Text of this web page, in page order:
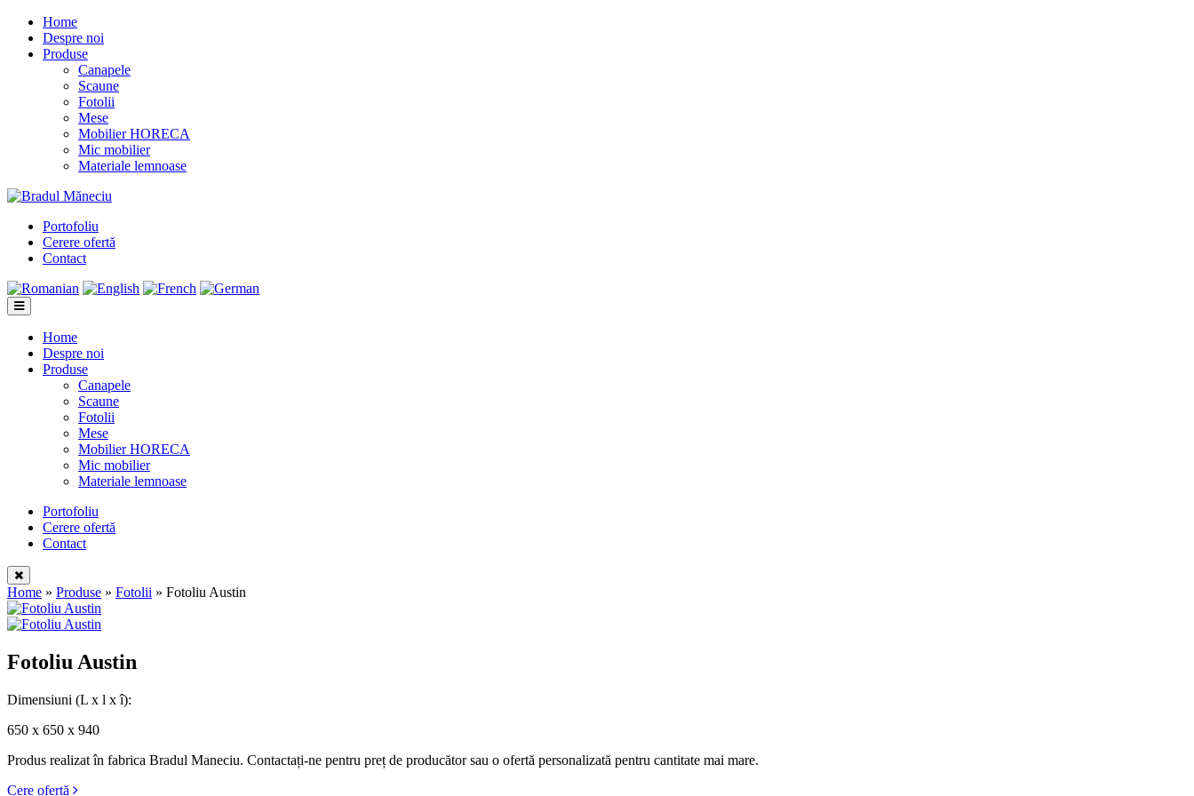
Home
Despre noi
Produse
Canapele
Scaune
Fotolii
Mese
Mobilier HORECA
Mic mobilier
Materiale lemnoase
Portofoliu
Cerere ofertă
Contact
Home
Despre noi
Produse
Canapele
Scaune
Fotolii
Mese
Mobilier HORECA
Mic mobilier
Materiale lemnoase
Portofoliu
Cerere ofertă
Contact
Home » Produse » Fotolii » Fotoliu Austin
Fotoliu Austin
Dimensiuni (L x l x î):
650 x 650 x 940
Produs realizat în fabrica Bradul Maneciu. Contactați-ne pentru preț de producător sau o ofertă personalizată pentru cantitate mai mare.
Cere ofertă